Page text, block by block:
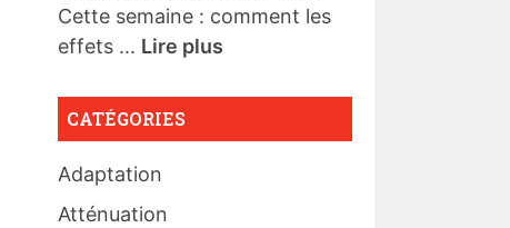
Cette semaine : comment les
effets ... Lire plus
CATÉGORIES
Adaptation
Atténuation